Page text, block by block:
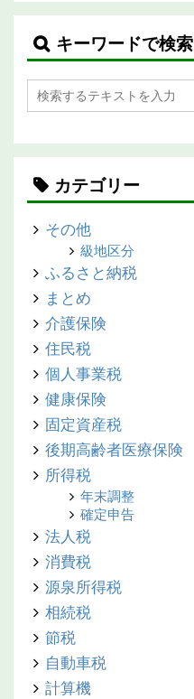
キーワードで検索
カテゴリー
その他
級地区分
ふるさと納税
まとめ
介護保険
住民税
個人事業税
健康保険
固定資産税
後期高齢者医療保険
所得税
年末調整
確定申告
法人税
消費税
源泉所得税
相続税
節税
自動車税
計算機